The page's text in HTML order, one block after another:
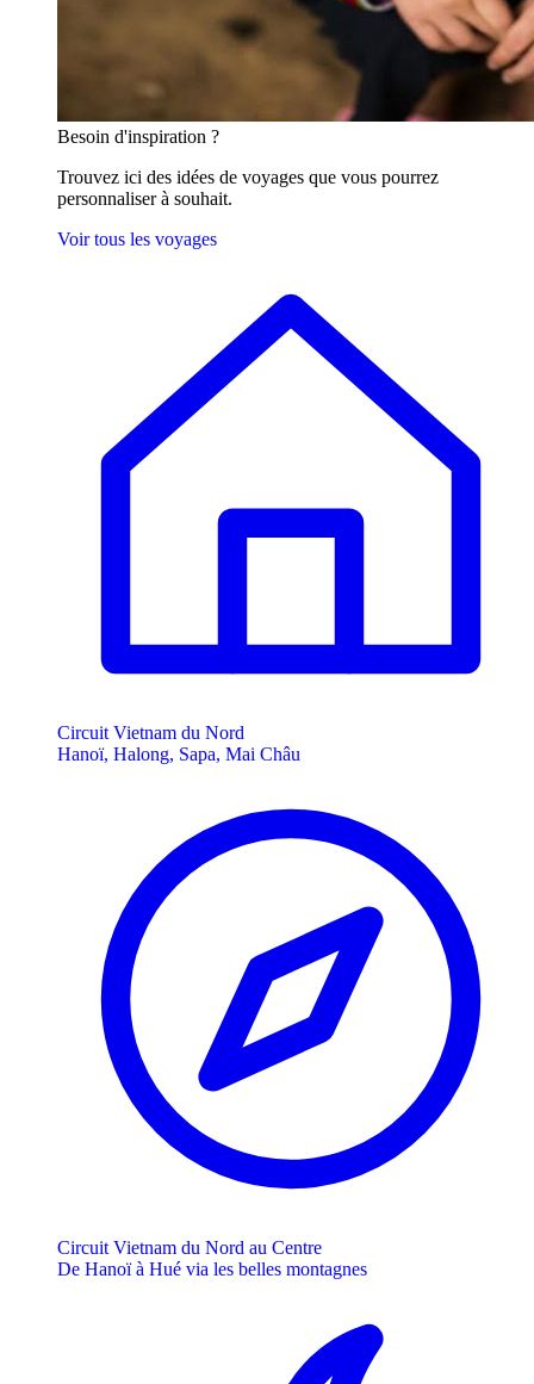
Besoin d'inspiration ?
Trouvez ici des idées de voyages que vous pourrez
personnaliser à souhait.
Voir tous les voyages
Circuit Vietnam du Nord
Hanoï, Halong, Sapa, Mai Châu
Circuit Vietnam du Nord au Centre
De Hanoï à Hué via les belles montagnes